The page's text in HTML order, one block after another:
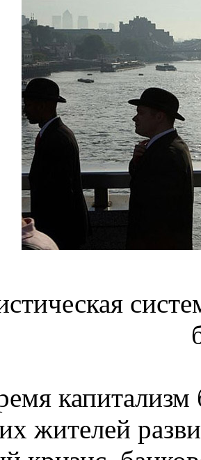
жителей